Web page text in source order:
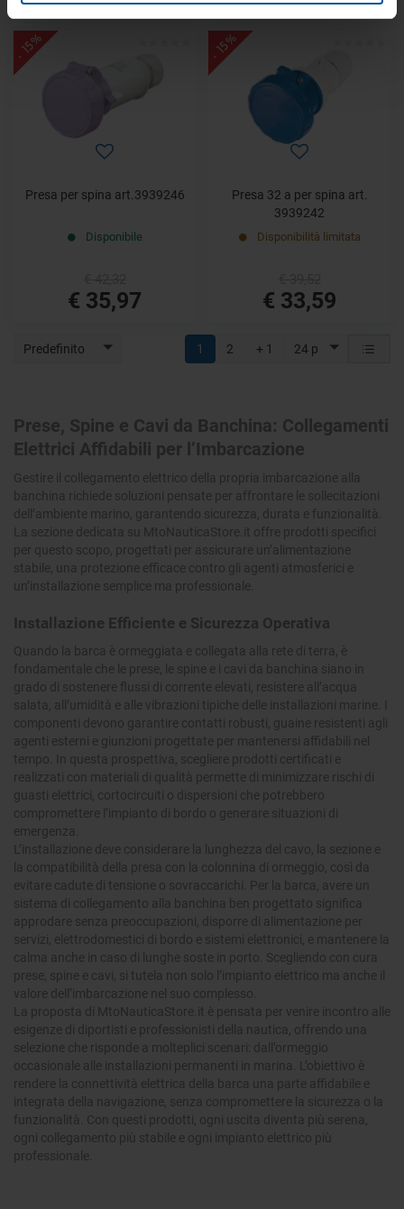
- 15%
Presa per spina art.3939246
Disponibile
€ 35,97
- 15%
Presa 32 a per spina art.
3939242
Disponibilità limitata
€ 33,59
Predefinito 24 p
1 2 + 1
Prese, Spine e Cavi da Banchina: Collegamenti
Elettrici Affidabili per l’Imbarcazione
Gestire il collegamento elettrico della propria imbarcazione alla
banchina richiede soluzioni pensate per affrontare le sollecitazioni
dell’ambiente marino, garantendo sicurezza, durata e funzionalità.
La sezione dedicata su MtoNauticaStore.it offre prodotti specifici
per questo scopo, progettati per assicurare un’alimentazione
stabile, una protezione efficace contro gli agenti atmosferici e
un’installazione semplice ma professionale.
Installazione Efficiente e Sicurezza Operativa
Quando la barca è ormeggiata e collegata alla rete di terra, è
fondamentale che le prese, le spine e i cavi da banchina siano in
grado di sostenere flussi di corrente elevati, resistere all’acqua
salata, all’umidità e alle vibrazioni tipiche delle installazioni marine. I
componenti devono garantire contatti robusti, guaine resistenti agli
agenti esterni e giunzioni progettate per mantenersi affidabili nel
tempo. In questa prospettiva, scegliere prodotti certificati e
realizzati con materiali di qualità permette di minimizzare rischi di
guasti elettrici, cortocircuiti o dispersioni che potrebbero
compromettere l’impianto di bordo o generare situazioni di
emergenza.
L’installazione deve considerare la lunghezza del cavo, la sezione e
la compatibilità della presa con la colonnina di ormeggio, così da
evitare cadute di tensione o sovraccarichi. Per la barca, avere un
sistema di collegamento alla banchina ben progettato significa
approdare senza preoccupazioni, disporre di alimentazione per
servizi, elettrodomestici di bordo e sistemi elettronici, e mantenere la
calma anche in caso di lunghe soste in porto. Scegliendo con cura
prese, spine e cavi, si tutela non solo l’impianto elettrico ma anche il
valore dell’imbarcazione nel suo complesso.
La proposta di MtoNauticaStore.it è pensata per venire incontro alle
esigenze di diportisti e professionisti della nautica, offrendo una
selezione che risponde a molteplici scenari: dall’ormeggio
occasionale alle installazioni permanenti in marina. L’obiettivo è
rendere la connettività elettrica della barca una parte affidabile e
integrata della navigazione, senza compromettere la sicurezza o la
funzionalità. Con questi prodotti, ogni uscita diventa più serena,
ogni collegamento più stabile e ogni impianto elettrico più
professionale.